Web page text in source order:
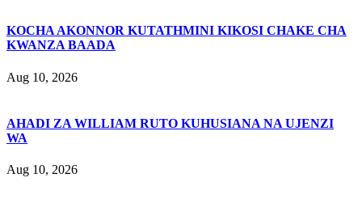
KOCHA AKONNOR KUTATHMINI KIKOSI CHAKE CHA
KWANZA BAADA
Aug 10, 2026
AHADI ZA WILLIAM RUTO KUHUSIANA NA UJENZI
WA
Aug 10, 2026